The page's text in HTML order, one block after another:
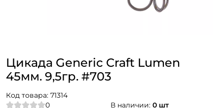
Цикада Generic Craft Lumen
45мм. 9,5гр. #703
Код товара: 71314
0
В наличии: 0 шт